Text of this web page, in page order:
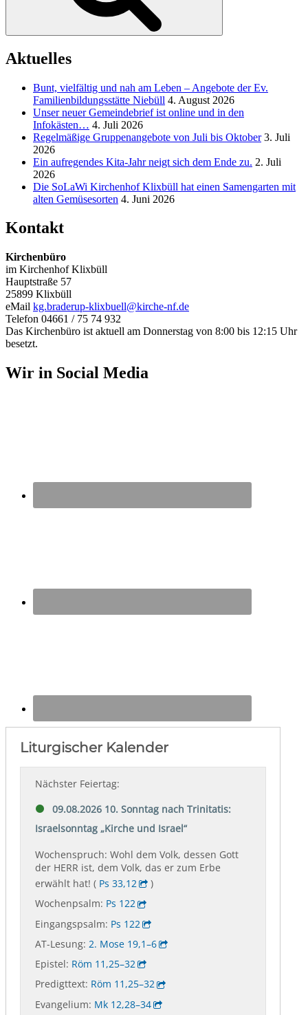
Aktuelles
Bunt, vielfältig und nah am Leben – Angebote der Ev.
Familienbildungsstätte Niebüll 4. August 2026
Unser neuer Gemeindebrief ist online und in den
Infokästen… 4. Juli 2026
Regelmäßige Gruppenangebote von Juli bis Oktober 3. Juli
2026
Ein aufregendes Kita-Jahr neigt sich dem Ende zu. 2. Juli
2026
Die SoLaWi Kirchenhof Klixbüll hat einen Samengarten mit
alten Gemüsesorten 4. Juni 2026
Kontakt
Kirchenbüro
im Kirchenhof Klixbüll
Hauptstraße 57
25899 Klixbüll
eMail kg.braderup-klixbuell@kirche-nf.de
Telefon 04661 / 75 74 932
Das Kirchenbüro ist aktuell am Donnerstag von 8:00 bis 12:15 Uhr
besetzt.
Wir in Social Media